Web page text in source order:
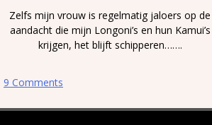
Zelfs mijn vrouw is regelmatig jaloers op de
aandacht die mijn Longoni’s en hun Kamui’s
krijgen, het blijft schipperen…….
9 Comments